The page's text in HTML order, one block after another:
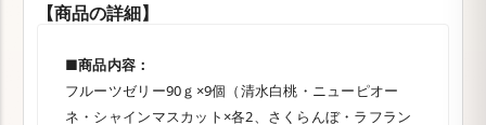
【商品の詳細】
■商品内容：
フルーツゼリー90ｇ×9個（清水白桃・ニューピオー
ネ・シャインマスカット×各2、さくらんぼ・ラフラン